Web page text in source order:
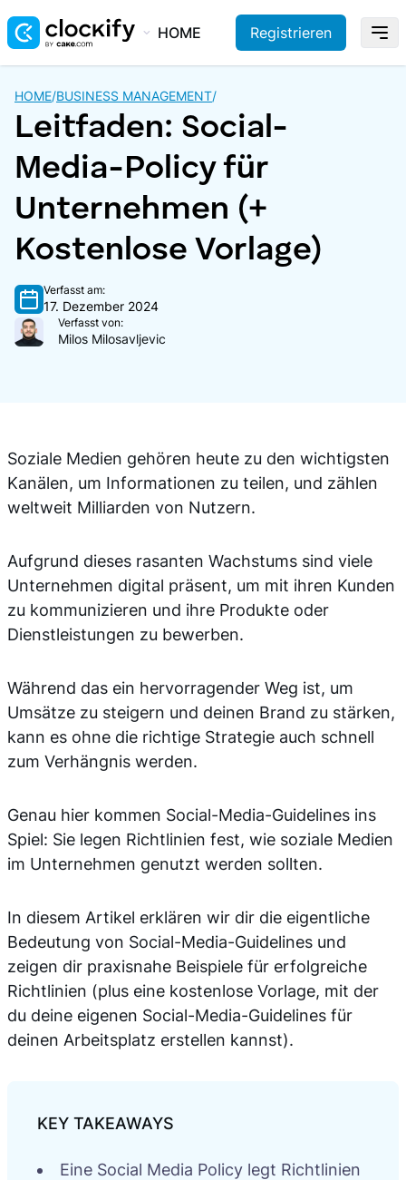
HOME Registrieren
HOME/BUSINESS MANAGEMENT/
Leitfaden: Social-
Media-Policy für
Unternehmen (+
Kostenlose Vorlage)
Verfasst am:
17. Dezember 2024
Verfasst von:
Milos Milosavljevic
Soziale Medien gehören heute zu den wichtigsten
Kanälen, um Informationen zu teilen, und zählen
weltweit Milliarden von Nutzern.
Aufgrund dieses rasanten Wachstums sind viele
Unternehmen digital präsent, um mit ihren Kunden
zu kommunizieren und ihre Produkte oder
Dienstleistungen zu bewerben.
Während das ein hervorragender Weg ist, um
Umsätze zu steigern und deinen Brand zu stärken,
kann es ohne die richtige Strategie auch schnell
zum Verhängnis werden.
Genau hier kommen Social-Media-Guidelines ins
Spiel: Sie legen Richtlinien fest, wie soziale Medien
im Unternehmen genutzt werden sollten.
In diesem Artikel erklären wir dir die eigentliche
Bedeutung von Social-Media-Guidelines und
zeigen dir praxisnahe Beispiele für erfolgreiche
Richtlinien (plus eine kostenlose Vorlage, mit der
du deine eigenen Social-Media-Guidelines für
deinen Arbeitsplatz erstellen kannst).
Eine Social Media Policy legt Richtlinien